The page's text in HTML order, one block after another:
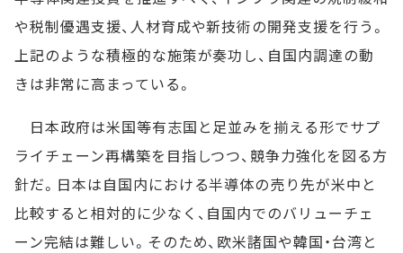
や税制優遇支援、人材育成や新技術の開発支援を行う。
上記のような積極的な施策が奏功し、自国内調達の動
きは非常に高まっている。
日本政府は米国等有志国と足並みを揃える形でサプ
ライチェーン再構築を目指しつつ、競争力強化を図る方
針だ。日本は自国内における半導体の売り先が米中と
比較すると相対的に少なく、自国内でのバリューチェ
ーン完結は難しい。そのため、欧米諸国や韓国・台湾と